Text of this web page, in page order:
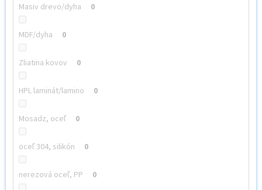
Masiv drevo/dyha 0
MDF/dyha 0
Zliatina kovov 0
HPL laminát/lamino 0
Mosadz, oceľ 0
oceľ 304, silikón 0
nerezová oceľ, PP 0